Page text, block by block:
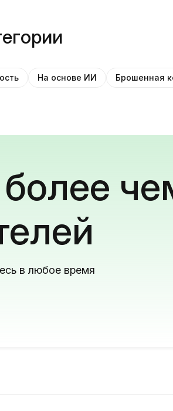
На основе ИИ Брошенная
в любое время